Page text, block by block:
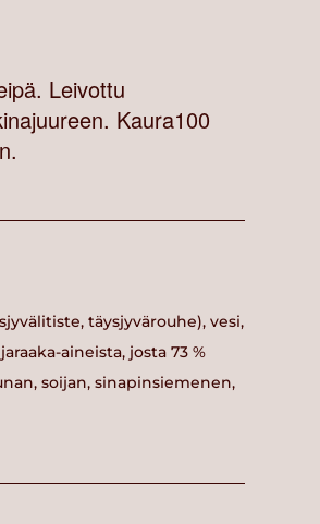
Leivottu
Kaura100
täysjyvärouhe), vesi,
aineista, josta 73 %
soijan, sinapinsiemenen,